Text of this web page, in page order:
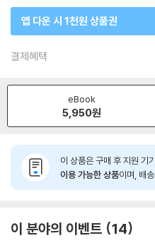
앱 다운 시 1천원 상품권
결제혜택
eBook
5,950원
이 상품은 구매 후 지원 기
이용 가능한 상품이며, 배
이 분야의 이벤트 14